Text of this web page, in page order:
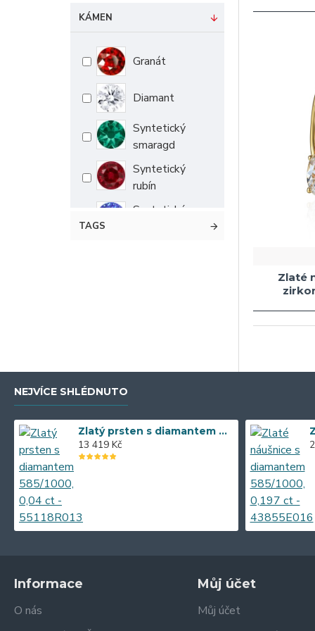
1.98 g
2.00 g
2.03 g
2.05 g
2.07 g
2.08 g
2.09 g
2.12 g
2.47 g
2.50 g
2.52 g
2.72 g
KÁMEN
Granát
Diamant
Syntetický
smaragd
Syntetický
rubín
Syntetický
TAGS
Zlaté
NEJVÍCE SHLÉDNUTO
Zlatý prsten s diamantem 585/1000, 0,04 ct - 55118R013
13 419 Kč
Informace
O nás
Můj účet
Můj účet